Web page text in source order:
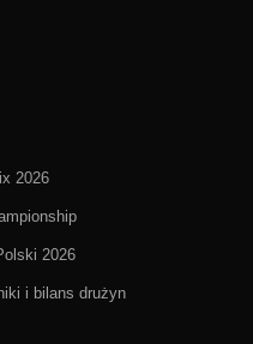
2026
2026
i bilans drużyn